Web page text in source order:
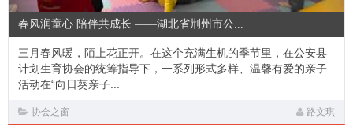
春风润童心 陪伴共成长 ——湖北省荆州市公...
三月春风暖，陌上花正开。在这个充满生机的季节里，在公安县
计划生育协会的统筹指导下，一系列形式多样、温馨有爱的亲子
活动在“向日葵亲子...
协会之窗 路文琪